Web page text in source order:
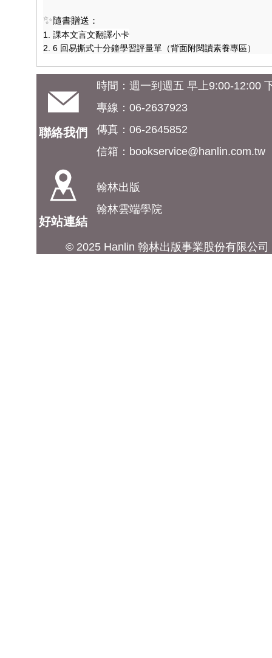
✨隨書贈送：
1. 課本文言文翻譯小卡
2. 6 回易撕式十分鐘學習評量單（背面附閱讀素養專區）
聯絡我們
時間：週一到週五 早上9:00-12:00
專線：06-2637923
傳真：06-2645852
信箱： bookservice@hanlin.com.tw
好站連結
翰林出版
翰林雲端學院
© 2025 Hanlin 翰林出版事業股份有限公司